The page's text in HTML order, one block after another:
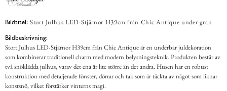
Bildtitel: Stort Julhus LED-Stjärnor H39cm från Chic Antique under gran
Bildbeskrivning:
Stort Julhus LED-Stjärnor H39cm från Chic Antique är en underbar juldekoration
som kombinerar traditionell charm med modern belysningsteknik. Produkten består av
två snöklädda julhus, varav det ena är lite större än det andra. Husen har en robust
konstruktion med detaljerade fönster, dörrar och tak som är täckta av något som liknar
konstsnö, vilket förstärker vinterns magi.